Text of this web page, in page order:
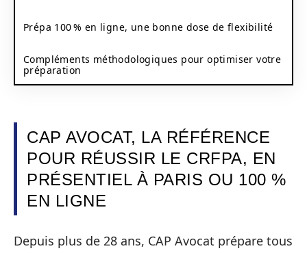
Prépa 100 % en ligne, une bonne dose de flexibilité
Compléments méthodologiques pour optimiser votre
préparation
CAP AVOCAT, LA RÉFÉRENCE
POUR RÉUSSIR LE CRFPA, EN
PRÉSENTIEL À PARIS OU 100 %
EN LIGNE
Depuis plus de 28 ans, CAP Avocat prépare tous